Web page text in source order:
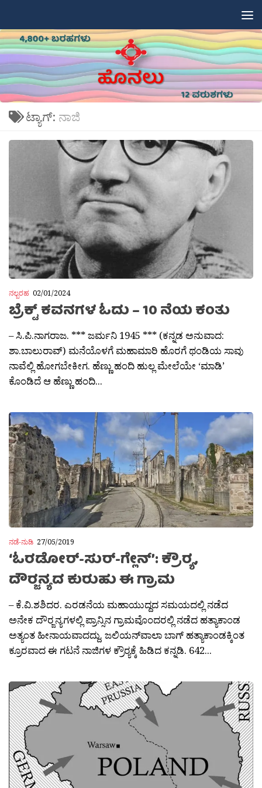
ಟ್ಯಾಗ್: ನಾಜಿ
ನಲ್ಬರಹ 02/01/2024
ಬ್ರೆಕ್ಟ್ ಕವನಗಳ ಓದು – 10 ನೆಯ ಕಂತು
– ಸಿ.ಪಿ.ನಾಗರಾಜ. *** ಜರ್ಮನಿ 1945 *** (ಕನ್ನಡ ಅನುವಾದ:
ಶಾ.ಬಾಲುರಾವ್) ಮನೆಯೊಳಗೆ ಮಹಾಮಾರಿ ಹೊರಗೆ ಥಂಡಿಯ ಸಾವು
ನಾವೆಲ್ಲಿ ಹೋಗಬೇಕೀಗ. ಹೆಣ್ಣು ಹಂದಿ ಹುಲ್ಲ ಮೇಲೆಯೇ ‘ಮಾಡಿ’
ಕೊಂಡಿದೆ ಆ ಹೆಣ್ಣು ಹಂದಿ...
ನಡೆ-ನುಡಿ 27/05/2019
‘ಓರಡೋರ್-ಸುರ್-ಗ್ಲೇನ್’: ಕ್ರೌರ‍್ಯ,
ದೌರ‍್ಜನ್ಯದ ಕುರುಹು ಈ ಗ್ರಾಮ
– ಕೆ.ವಿ.ಶಶಿದರ. ಎರಡನೆಯ ಮಹಾಯುದ್ದದ ಸಮಯದಲ್ಲಿ ನಡೆದ
ಅನೇಕ ದೌರ‍್ಜನ್ಯಗಳಲ್ಲಿ ಪ್ರಾನ್ಸಿನ ಗ್ರಾಮವೊಂದರಲ್ಲಿ ನಡೆದ ಹತ್ಯಾಕಾಂಡ
ಅತ್ಯಂತ ಹೀನಾಯವಾದದ್ದು. ಜಲಿಯನ್‍ವಾಲಾ ಬಾಗ್ ಹತ್ಯಾಕಾಂಡಕ್ಕಿಂತ
ಕ್ರೂರವಾದ ಈ ಗಟನೆ ನಾಜಿಗಳ ಕ್ರೌರ‍್ಯಕ್ಕೆ ಹಿಡಿದ ಕನ್ನಡಿ. 642...